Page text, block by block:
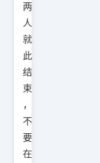
两
人
就
此
结
束
，
不
要
在